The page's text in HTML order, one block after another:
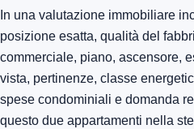
In una valutazione immobiliare
posizione esatta, qualità del
commerciale, piano, ascensore,
vista, pertinenze, classe
spese condominiali e domanda
questo due appartamenti nella